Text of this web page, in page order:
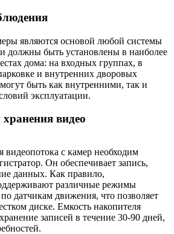
являются основой любой системы
должны быть установлены в наиболее
дома: на входных группах, в
и внутренних дворовых
быть как внутренними, так и
эксплуатации.
видео
видеопотока с камер необходим
Он обеспечивает запись,
данных. Как правило,
различные режимы
датчикам движения, что позволяет
диске. Емкость накопителя
записей в течение 30-90 дней,